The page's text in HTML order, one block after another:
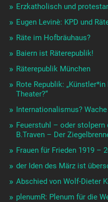
Erzkatholisch und
Eugen Levinè: KPD und
Räte im Hofbräuhaus?
Baiern ist Räterepublik!
Räterepublik München
Rote Republik:
Theater?“
Internationalismus?
Feuerstuhl – oder stolpern
B.Traven – Der
Frauen für Frieden 1919 –
der Iden des März ist
Abschied von Wolf-Dieter
plenumR: Plenum für die